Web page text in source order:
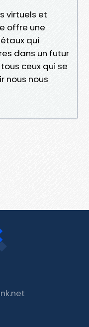
virtuels et
offre une
qui
dans un futur
ceux qui se
nous nous